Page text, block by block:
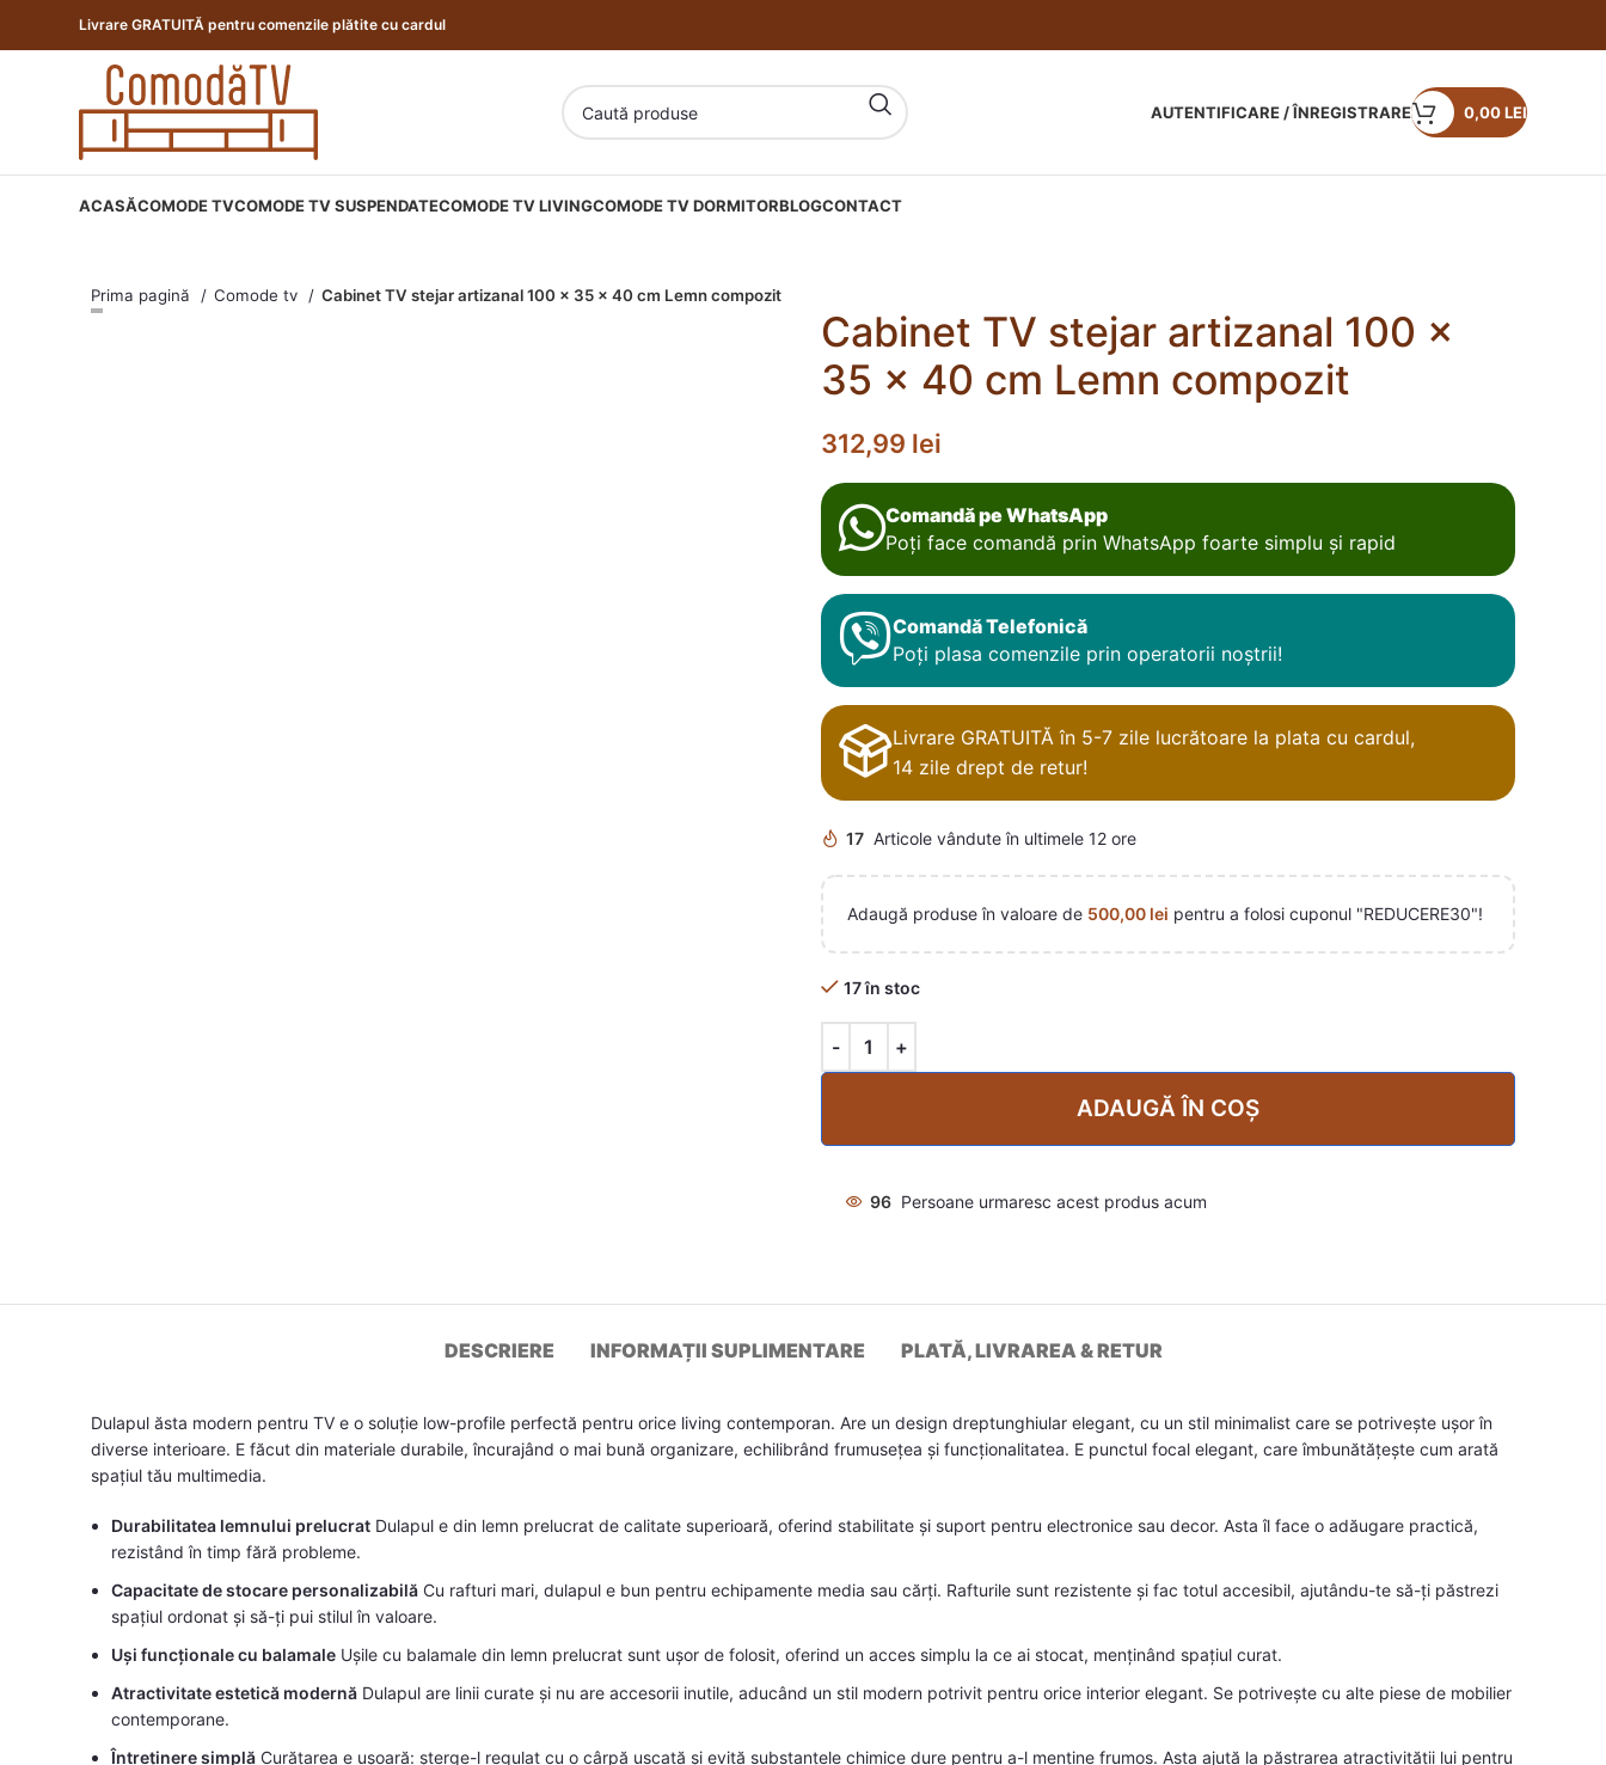
Livrare GRATUITĂ pentru comenzile plătite cu cardul
AUTENTIFICARE / ÎNREGISTRARE 0,00LEI
ACASĂCOMODE TVCOMODE TV SUSPENDATECOMODE TV LIVINGCOMODE TV DORMITORBLOGCONTACT
Prima pagină Comode tv Cabinet TV stejar artizanal 100 x 35 x 40 cm Lemn compozit
Cabinet TV stejar artizanal 100 x
35 x 40 cm Lemn compozit
312,99 lei
Comandă pe WhatsApp
Poți face comandă prin WhatsApp foarte simplu și rapid
Comandă Telefonică
Poți plasa comenzile prin operatorii noștrii!
Livrare GRATUITĂ în 5-7 zile lucrătoare la plata cu cardul,
14 zile drept de retur!
17 Articole vândute în ultimele 12 ore
Adaugă produse în valoare de 500,00 lei pentru a folosi cuponul "REDUCERE30"!
17 în stoc
ADAUGĂ ÎN COȘ
96 Persoane urmaresc acest produs acum
DESCRIERE INFORMAȚII SUPLIMENTARE PLATĂ, LIVRAREA & RETUR
Dulapul ăsta modern pentru TV e o soluție low-profile perfectă pentru orice living contemporan. Are un design dreptunghiular elegant, cu un stil minimalist care se potrivește ușor în
diverse interioare. E făcut din materiale durabile, încurajând o mai bună organizare, echilibrând frumusețea și funcționalitatea. E punctul focal elegant, care îmbunătățește cum arată
spațiul tău multimedia.
Durabilitatea lemnului prelucrat Dulapul e din lemn prelucrat de calitate superioară, oferind stabilitate și suport pentru electronice sau decor. Asta îl face o adăugare practică,
rezistând în timp fără probleme.
Capacitate de stocare personalizabilă Cu rafturi mari, dulapul e bun pentru echipamente media sau cărți. Rafturile sunt rezistente și fac totul accesibil, ajutându-te să-ți păstrezi
spațiul ordonat și să-ți pui stilul în valoare.
Uși funcționale cu balamale Ușile cu balamale din lemn prelucrat sunt ușor de folosit, oferind un acces simplu la ce ai stocat, menținând spațiul curat.
Atractivitate estetică modernă Dulapul are linii curate și nu are accesorii inutile, aducând un stil modern potrivit pentru orice interior elegant. Se potrivește cu alte piese de mobilier
contemporane.
Întreținere simplă Curățarea e ușoară: șterge-l regulat cu o cârpă uscată și evită substanțele chimice dure pentru a-l menține frumos. Asta ajută la păstrarea atractivității lui pentru